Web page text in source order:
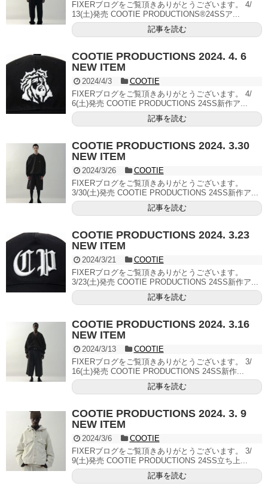
FIXERブログをご覧頂きありがとうございます。 4/
13(土)発売 COOTIE PRODUCTIONS®︎24SSア...
記事を読む
COOTIE PRODUCTIONS 2024. 4. 6
NEW ITEM
2024/4/3
COOTIE
FIXERブログをご覧頂きありがとうございます。 4/
6(土)発売 COOTIE PRODUCTIONS 24SS新作ア...
記事を読む
COOTIE PRODUCTIONS 2024. 3.30
NEW ITEM
2024/3/26
COOTIE
FIXERブログをご覧頂きありがとうございます。
3/30(土)発売 COOTIE PRODUCTIONS 24SS新作ア...
記事を読む
COOTIE PRODUCTIONS 2024. 3.23
NEW ITEM
2024/3/21
COOTIE
FIXERブログをご覧頂きありがとうございます。
3/23(土)発売 COOTIE PRODUCTIONS 24SS新作ア...
記事を読む
COOTIE PRODUCTIONS 2024. 3.16
NEW ITEM
2024/3/13
COOTIE
FIXERブログをご覧頂きありがとうございます。 3/
16(土)発売 COOTIE PRODUCTIONS 24SS新作...
記事を読む
COOTIE PRODUCTIONS 2024. 3. 9
NEW ITEM
2024/3/6
COOTIE
FIXERブログをご覧頂きありがとうございます。 3/
9(土)発売 COOTIE PRODUCTIONS 24SS立ち上...
記事を読む